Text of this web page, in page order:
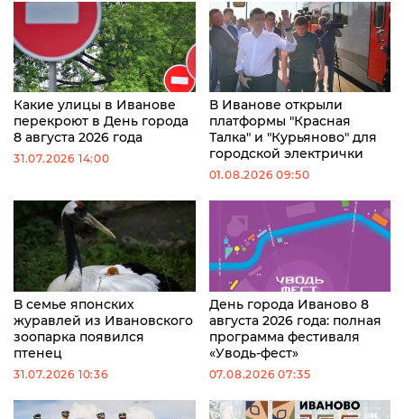
Какие улицы в Иванове
перекроют в День города
8 августа 2026 года
31.07.2026 14:00
В Иванове открыли
платформы "Красная
Талка" и "Курьяново" для
городской электрички
01.08.2026 09:50
В семье японских
журавлей из Ивановского
зоопарка появился
птенец
31.07.2026 10:36
День города Иваново 8
августа 2026 года: полная
программа фестиваля
«Уводь-фест»
07.08.2026 07:35